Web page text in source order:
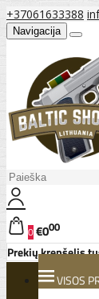
+37061633388
Navigacija
0€000
Prekių krepšelis
VISOS